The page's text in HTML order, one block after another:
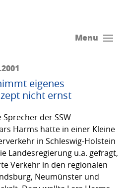
Menu
eigenes
nicht ernst
der SSW-
Harms hatte in einer Kleine
in Schleswig-Holstein
Landesregierung u.a. gefragt,
Verkehr in den regionalen
Neumünster und